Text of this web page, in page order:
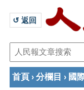
↺ 返回
首頁 › 分欄目 › 國